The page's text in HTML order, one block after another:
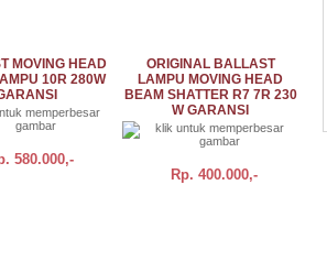
MOVING HEAD
10R 280W
580.000,-
ORIGINAL BALLAST
LAMPU MOVING HEAD
BEAM SHATTER R7 7R 230
W GARANSI
Rp. 400.000,-